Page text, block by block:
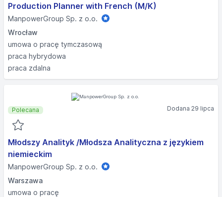
Production Planner with French (M/K)
ManpowerGroup Sp. z o.o.
Wrocław
umowa o pracę tymczasową
praca hybrydowa
praca zdalna
Młodszy Analityk /Młodsza Analityczna z językiem
niemieckim
ManpowerGroup Sp. z o.o.
Warszawa
umowa o pracę
Polecana Dodana 29 lipca